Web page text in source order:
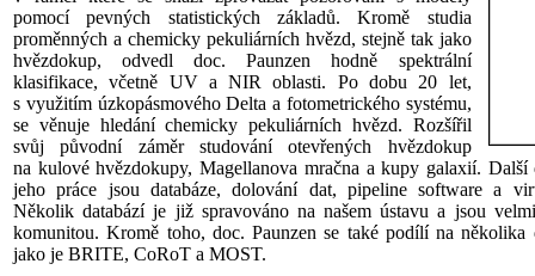
pomocí pevných statistických základů. Kromě studia
proměnných a chemicky pekuliárních hvězd, stejně tak jako
hvězdokup, odvedl doc. Paunzen hodně spektrální
klasifikace, včetně UV a NIR oblasti. Po dobu 20 let,
s využitím úzkopásmového Delta a fotometrického systému,
se věnuje hledání chemicky pekuliárních hvězd. Rozšířil
svůj původní záměr studování otevřených hvězdokup
na kulové hvězdokupy, Magellanova mračna a kupy galaxií. Další
jeho práce jsou databáze, dolování dat, pipeline software a
Několik databází je již spravováno na našem ústavu a jsou
komunitou. Kromě toho, doc. Paunzen se také podílí na několika
jako je BRITE, CoRoT a MOST.